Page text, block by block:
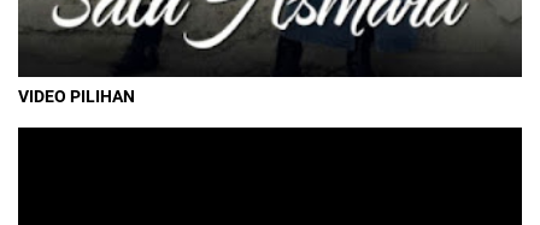
VIDEO PILIHAN